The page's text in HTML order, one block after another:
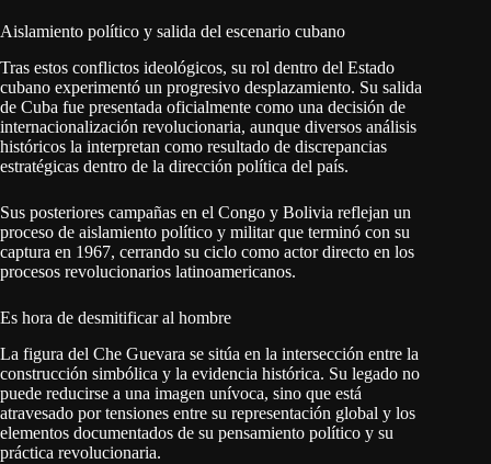
Aislamiento político y salida del escenario cubano
Tras estos conflictos ideológicos, su rol dentro del Estado
cubano experimentó un progresivo desplazamiento. Su salida
de Cuba fue presentada oficialmente como una decisión de
internacionalización revolucionaria, aunque diversos análisis
históricos la interpretan como resultado de discrepancias
estratégicas dentro de la dirección política del país.
Sus posteriores campañas en el Congo y Bolivia reflejan un
proceso de aislamiento político y militar que terminó con su
captura en 1967, cerrando su ciclo como actor directo en los
procesos revolucionarios latinoamericanos.
Es hora de desmitificar al hombre
La figura del Che Guevara se sitúa en la intersección entre la
construcción simbólica y la evidencia histórica. Su legado no
puede reducirse a una imagen unívoca, sino que está
atravesado por tensiones entre su representación global y los
elementos documentados de su pensamiento político y su
práctica revolucionaria.